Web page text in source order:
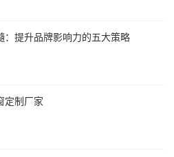
：提升品牌影响力的五大策略
定制厂家